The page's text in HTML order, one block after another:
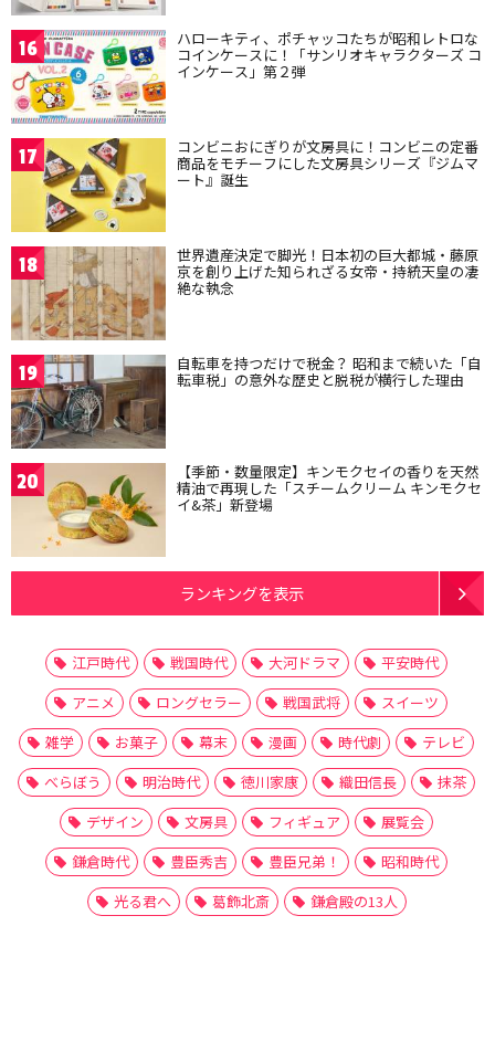
16 ハローキティ、ポチャッコたちが昭和レトロな
コインケースに！「サンリオキャラクターズ コ
インケース」第２弾
17 コンビニおにぎりが文房具に！コンビニの定番
商品をモチーフにした文房具シリーズ『ジムマ
ート』誕生
18 世界遺産決定で脚光！日本初の巨大都城・藤原
京を創り上げた知られざる女帝・持統天皇の凄
絶な執念
19 自転車を持つだけで税金？ 昭和まで続いた「自
転車税」の意外な歴史と脱税が横行した理由
20 【季節・数量限定】キンモクセイの香りを天然
精油で再現した「スチームクリーム キンモクセ
イ&茶」新登場
ランキングを表示
江戸時代 戦国時代 大河ドラマ
平安時代
アニメ
ロングセラー 戦国武将
スイーツ
雑学
お菓子 幕末 漫画 時代劇
テレビ
べらぼう
明治時代 徳川家康 織田信長
抹茶
デザイン
文房具 フィギュア
展覧会
鎌倉時代
豊臣秀吉 豊臣兄弟！
昭和時代
光る君へ
葛飾北斎 鎌倉殿の13人